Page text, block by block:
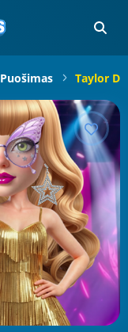
Puošimas Taylor